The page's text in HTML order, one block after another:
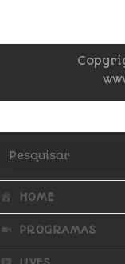
HOME
PROGRAMAS